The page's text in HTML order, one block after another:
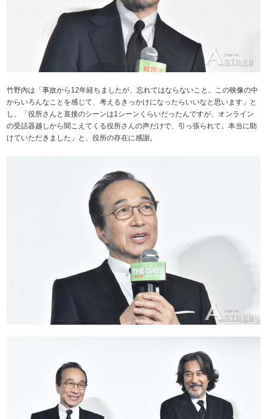
竹野内は「事故から12年経ちましたが、忘れてはならないこと。この映像の中
からいろんなことを感じて、考えるきっかけになったらいいなと思います」と
し、「役所さんと直接のシーンは1シーンくらいだったんですが、オンライン
の受話器越しから聞こえてくる役所さんの声だけで、引っ張られて。本当に助
けていただきました」と、役所の存在に感謝。